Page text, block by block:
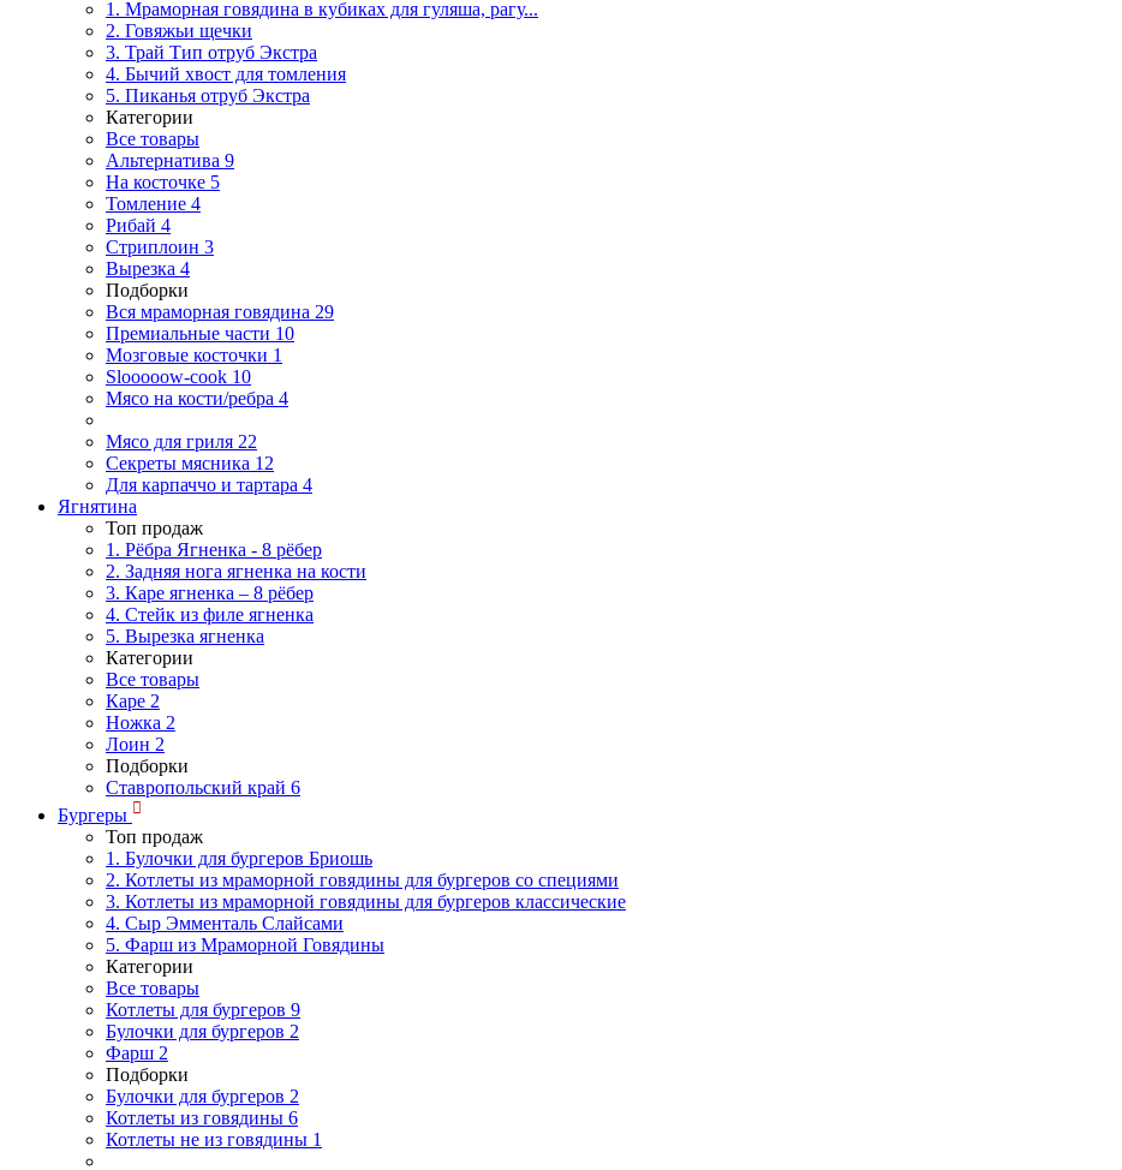
1. Мраморная говядина в кубиках для гуляша, рагу...
2. Говяжьи щечки
3. Трай Тип отруб Экстра
4. Бычий хвост для томления
5. Пиканья отруб Экстра
Категории
Все товары
Альтернатива 9
На косточке 5
Томление 4
Рибай 4
Стриплоин 3
Вырезка 4
Подборки
Вся мраморная говядина 29
Премиальные части 10
Мозговые косточки 1
Slooooow-cook 10
Мясо на кости/ребра 4
Мясо для гриля 22
Секреты мясника 12
Для карпаччо и тартара 4
Ягнятина
Топ продаж
1. Рёбра Ягненка - 8 рёбер
2. Задняя нога ягненка на кости
3. Каре ягненка – 8 рёбер
4. Стейк из филе ягненка
5. Вырезка ягненка
Категории
Все товары
Каре 2
Ножка 2
Лоин 2
Подборки
Ставропольский край 6
Бургеры
Топ продаж
1. Булочки для бургеров Бриошь
2. Котлеты из мраморной говядины для бургеров со специями
3. Котлеты из мраморной говядины для бургеров классические
4. Сыр Эмменталь Слайсами
5. Фарш из Мраморной Говядины
Категории
Все товары
Котлеты для бургеров 9
Булочки для бургеров 2
Фарш 2
Подборки
Булочки для бургеров 2
Котлеты из говядины 6
Котлеты не из говядины 1